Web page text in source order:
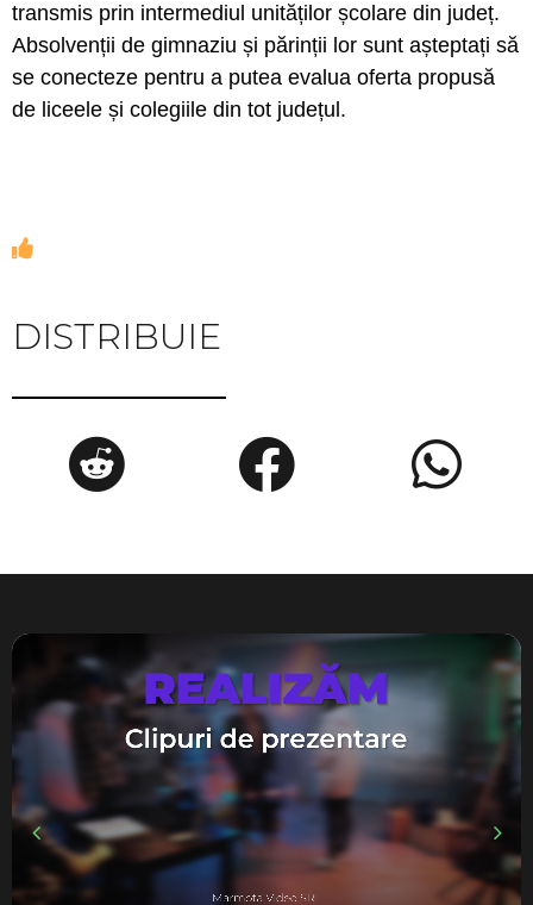
transmis prin intermediul unităților școlare din județ.
Absolvenții de gimnaziu și părinții lor sunt așteptați să
se conecteze pentru a putea evalua oferta propusă
de liceele și colegiile din tot județul.
DISTRIBUIE